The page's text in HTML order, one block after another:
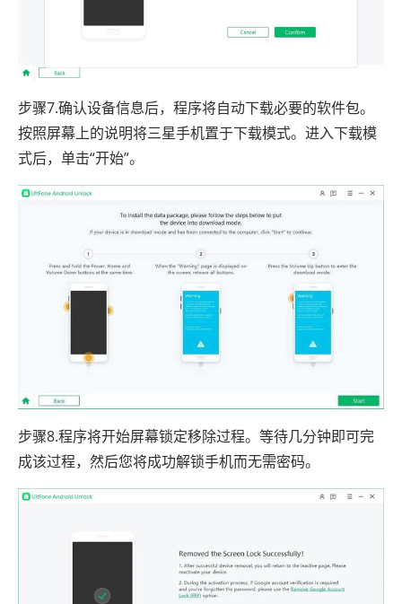
步骤7.确认设备信息后，程序将自动下载必要的软件包。
按照屏幕上的说明将三星手机置于下载模式。进入下载模
式后，单击“开始”。
步骤8.程序将开始屏幕锁定移除过程。等待几分钟即可完
成该过程，然后您将成功解锁手机而无需密码。